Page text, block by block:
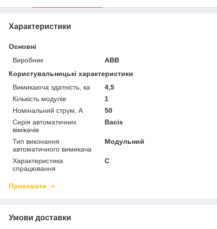
Характеристики
Основні
Виробник
ABB
Користувальницькі характеристики
Вимикаюча здатність, ка
4,5
Кількість модулів
1
Номінальний струм, A
50
Серія автоматичних
вімікачів
Bacis
Тип виконання
автоматичного вимикача
Модульний
Характеристика
спрацювання
C
Приховати
Умови доставки